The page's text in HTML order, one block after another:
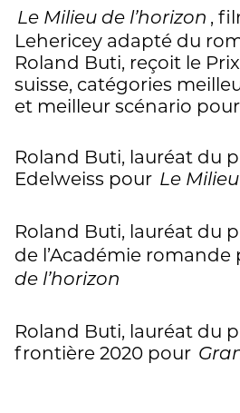
Le Milieu de l’horizon ,
Lehericey adapté du
Roland Buti, reçoit le
suisse, catégories
et meilleur scénario
Roland Buti, lauréat du
Edelweiss pour Le
Roland Buti, lauréat du
de l’Académie romande
de l’horizon
Roland Buti, lauréat du
frontière 2020 pour